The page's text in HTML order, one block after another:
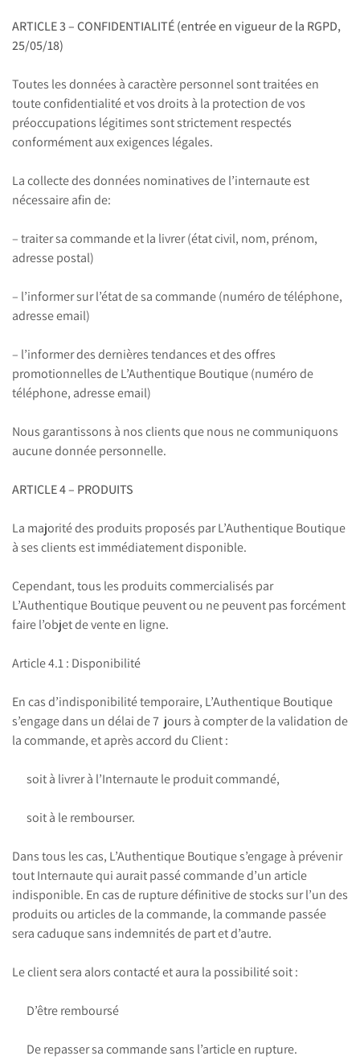
ARTICLE 3 – CONFIDENTIALITÉ (entrée en vigueur de la RGPD,
25/05/18)
Toutes les données à caractère personnel sont traitées en
toute confidentialité et vos droits à la protection de vos
préoccupations légitimes sont strictement respectés
conformément aux exigences légales.
La collecte des données nominatives de l’internaute est
nécessaire afin de:
– traiter sa commande et la livrer (état civil, nom, prénom,
adresse postal)
– l’informer sur l’état de sa commande (numéro de téléphone,
adresse email)
– l’informer des dernières tendances et des offres
promotionnelles de L’Authentique Boutique (numéro de
téléphone, adresse email)
Nous garantissons à nos clients que nous ne communiquons
aucune donnée personnelle.
ARTICLE 4 – PRODUITS
La majorité des produits proposés par L’Authentique Boutique
à ses clients est immédiatement disponible.
Cependant, tous les produits commercialisés par
L’Authentique Boutique peuvent ou ne peuvent pas forcément
faire l’objet de vente en ligne.
Article 4.1 : Disponibilité
En cas d’indisponibilité temporaire, L’Authentique Boutique
s’engage dans un délai de 7 jours à compter de la validation de
la commande, et après accord du Client :
soit à livrer à l’Internaute le produit commandé,
soit à le rembourser.
Dans tous les cas, L’Authentique Boutique s’engage à prévenir
tout Internaute qui aurait passé commande d’un article
indisponible. En cas de rupture définitive de stocks sur l’un des
produits ou articles de la commande, la commande passée
sera caduque sans indemnités de part et d’autre.
Le client sera alors contacté et aura la possibilité soit :
D’être remboursé
De repasser sa commande sans l’article en rupture.